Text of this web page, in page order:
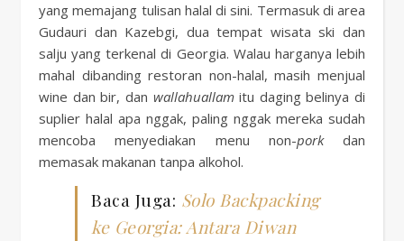
yang memajang tulisan halal di sini. Termasuk di area
Gudauri dan Kazebgi, dua tempat wisata ski dan
salju yang terkenal di Georgia. Walau harganya lebih
mahal dibanding restoran non-halal, masih menjual
wine dan bir, dan wallahuallamitu daging belinya di
suplier halal apa nggak, paling nggak mereka sudah
mencoba menyediakan menu non-porkdan
memasak makanan tanpa alkohol.
Baca Juga: Solo Backpacking
ke Georgia: Antara Diwan